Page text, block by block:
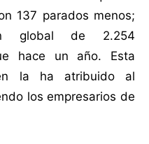
137 parados menos;
global de 2.254
hace un año. Esta
la ha atribuido al
los empresarios de